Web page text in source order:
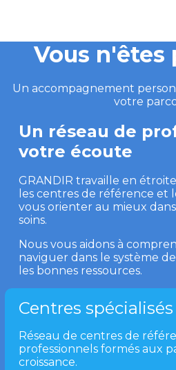
Vous n'êtes
Un accompagnement
votre
Un réseau de
votre écoute
GRANDIR travaille en
les centres de référence et
vous orienter au mieux
soins.
Nous vous aidons à
naviguer dans le système
les bonnes ressources.
Centres spécialisés
Réseau de centres de
professionnels formés aux
croissance.